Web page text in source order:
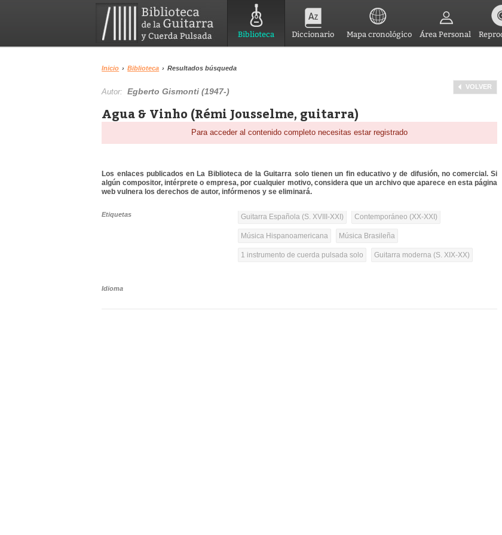
Biblioteca Diccionario Mapa cronológico Área Personal
Inicio › Biblioteca › Resultados búsqueda
VOLVER
Autor:Egberto Gismonti (1947-)
Agua & Vinho (Rémi Jousselme, guitarra)
Para acceder al contenido completo necesitas estar registrado
Los enlaces publicados en La Biblioteca de la Guitarra solo tienen un fin educativo y de difusión, no comercial. Si
algún compositor, intérprete o empresa, por cualquier motivo, considera que un archivo que aparece en esta página
web vulnera los derechos de autor, infórmenos y se eliminará.
Etiquetas Guitarra Española (S. XVIII-XXI) Contemporáneo (XX-XXI)
Música Hispanoamericana Música Brasileña
1 instrumento de cuerda pulsada solo Guitarra moderna (S. XIX-XX)
Idioma